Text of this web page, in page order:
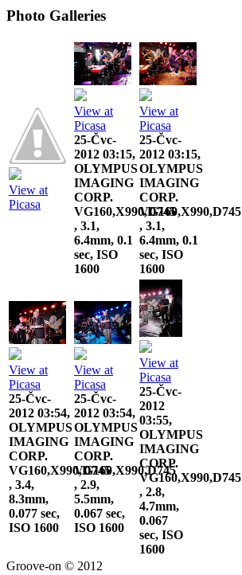
Photo Galleries
View at
Picasa
View at
Picasa
25-Čvc-
2012 03:15,
OLYMPUS
IMAGING
CORP.
VG160,X990,D745
, 3.1,
6.4mm, 0.1
sec, ISO
1600
View at
Picasa
25-Čvc-
2012 03:15,
OLYMPUS
IMAGING
CORP.
VG160,X990,D745
, 3.1,
6.4mm, 0.1
sec, ISO
1600
View at
Picasa
25-Čvc-
2012 03:54,
OLYMPUS
IMAGING
CORP.
VG160,X990,D745
, 3.4,
8.3mm,
0.077 sec,
ISO 1600
View at
Picasa
25-Čvc-
2012 03:54,
OLYMPUS
IMAGING
CORP.
VG160,X990,D745
, 2.9,
5.5mm,
0.067 sec,
ISO 1600
View at
Picasa
25-Čvc-
2012
03:55,
OLYMPUS
IMAGING
CORP.
VG160,X990,D745
, 2.8,
4.7mm,
0.067
sec, ISO
1600
Groove-on © 2012